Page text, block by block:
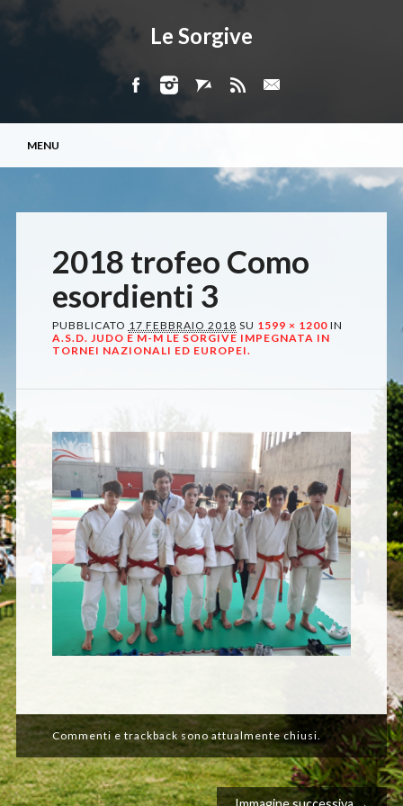
Le Sorgive
Menu principale
MENU
2018 trofeo Como
esordienti 3
PUBBLICATO 17 FEBBRAIO 2018 SU 1599 × 1200IN
A.S.D. JUDO E M-M LE SORGIVE IMPEGNATA IN
TORNEI NAZIONALI ED EUROPEI.
Commenti e trackback sono attualmente chiusi.